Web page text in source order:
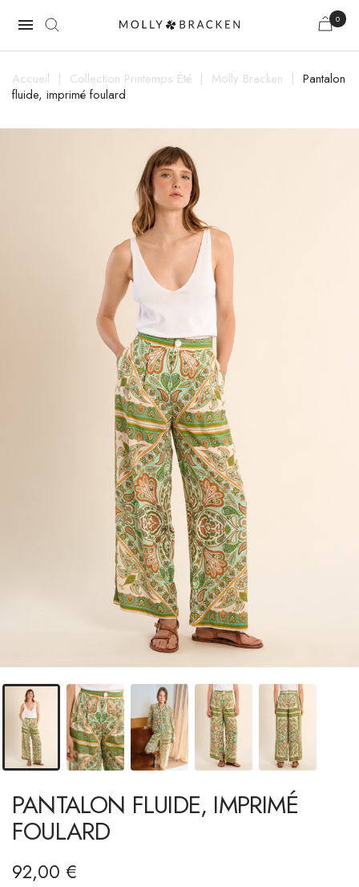
 0
Accueil Collection Printemps Été Molly Bracken
Pantalon
fluide, imprimé foulard
PANTALON FLUIDE, IMPRIMÉ
FOULARD
92,00 €